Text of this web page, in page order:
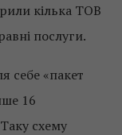
кілька ТОВ
послуги.
себе «пакет
16
схему